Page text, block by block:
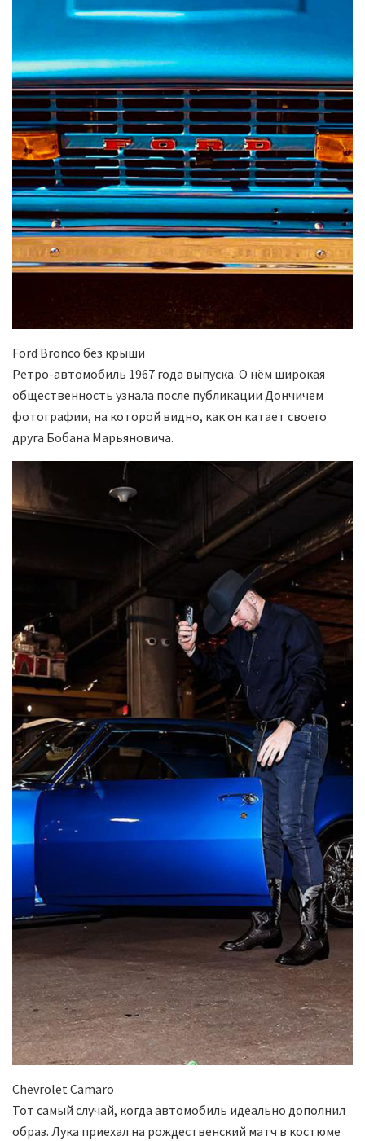
Ford Bronco без крыши
Ретро-автомобиль 1967 года выпуска. О нём широкая
общественность узнала после публикации Дончичем
фотографии, на которой видно, как он катает своего
друга Бобана Марьяновича.
Chevrolet Camaro
Тот самый случай, когда автомобиль идеально дополнил
образ. Лука приехал на рождественский матч в костюме